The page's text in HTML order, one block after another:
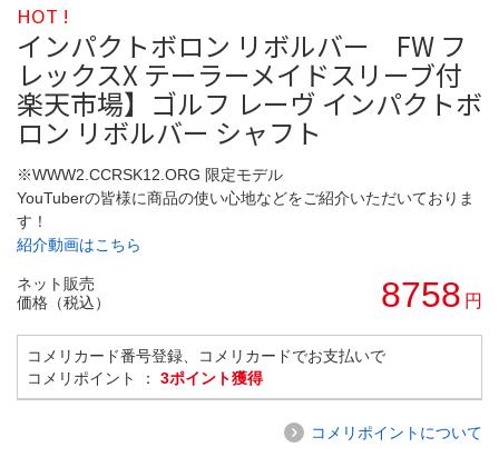
HOT !
インパクトボロン リボルバー FW フ
レックスX テーラーメイドスリーブ付
楽天市場】ゴルフ レーヴ インパクトボ
ロン リボルバー シャフト
※WWW2.CCRSK12.ORG 限定モデル
YouTuberの皆様に商品の使い心地などをご紹介いただいておりま
す！
紹介動画はこちら
ネット販売
価格（税込）
8758 円
コメリカード番号登録、コメリカードでお支払いで
コメリポイント ： 3ポイント獲得
コメリポイントについて